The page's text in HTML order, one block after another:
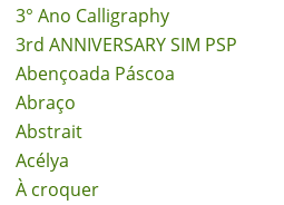
3° Ano Calligraphy
3rd ANNIVERSARY SIM PSP
Abençoada Páscoa
Abraço
Abstrait
Acélya
À croquer